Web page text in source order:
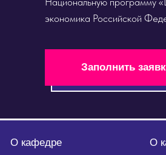
экономика Российской
Заполнить
О кафедре О